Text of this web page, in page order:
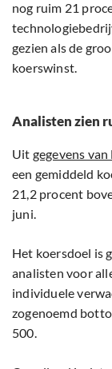
nog ruim 21
gezien als de
koerswinst.
Analisten zien
Uit gegevens van
een gemiddeld
21,2 procent
juni.
Het koersdoel is
analisten voor
individuele
zogenoemd
500.